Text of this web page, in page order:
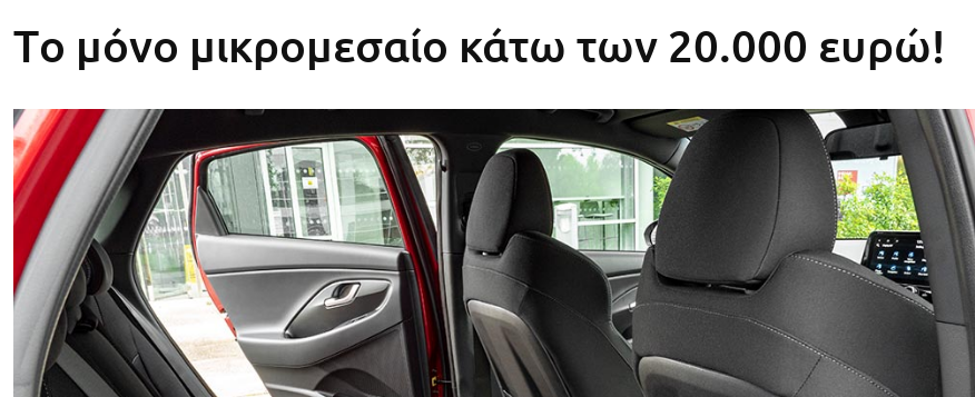
Tο μόνο μικρομεσαίο κάτω των 20.000 ευρώ!